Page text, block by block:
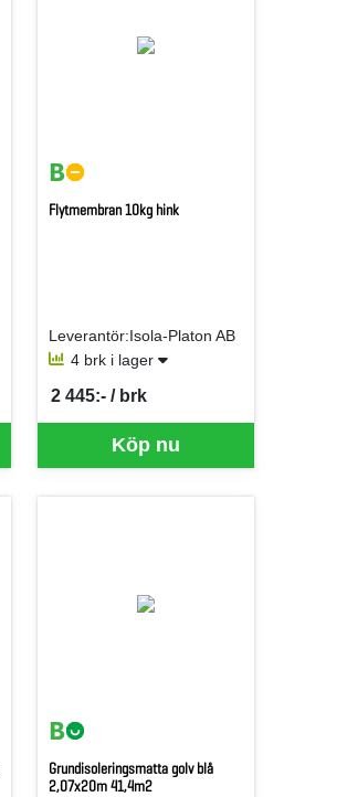
Flytmembran 10kg hink
Leverantör:Isola-Platon AB
4 brk i lager
Köp nu
2 445:- / brk
SEK per BRK
Grundisoleringsmatta golv blå
2,07x20m 41,4m2